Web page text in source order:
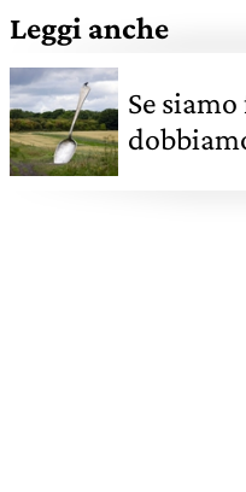
Leggi anche
Se